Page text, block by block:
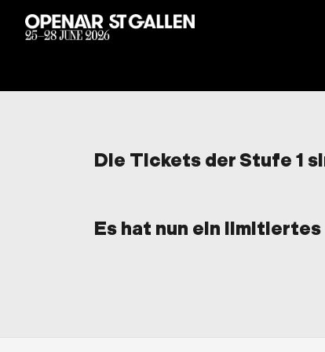
Die Tickets der Stufe 1
Es hat nun ein